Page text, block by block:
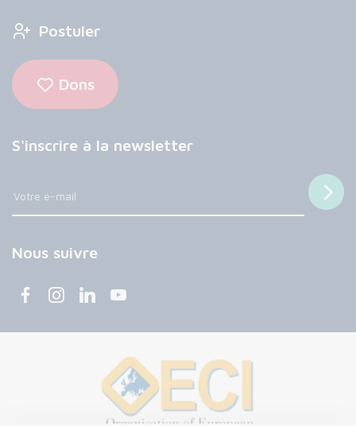
Postuler
Dons
S'inscrire à la newsletter
Nous suivre